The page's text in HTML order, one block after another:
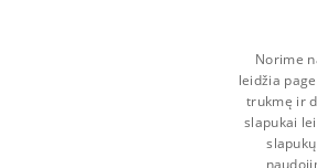
Norime
leidžia
trukmę ir
slapukai